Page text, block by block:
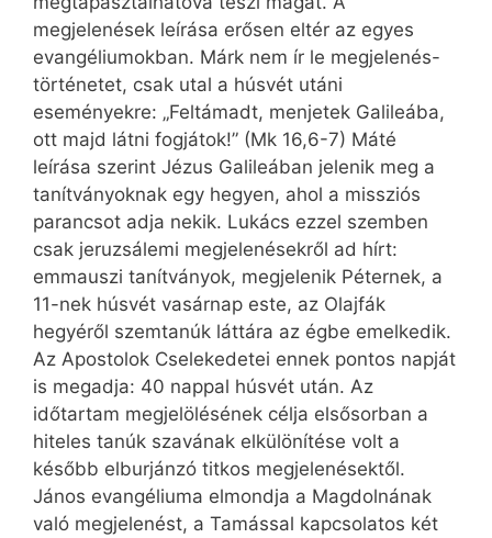
megjelenések leírása erősen eltér az egyes
evangéliumokban. Márk nem ír le megjelenés-
történetet, csak utal a húsvét utáni
eseményekre: „Feltámadt, menjetek Galileába,
ott majd látni fogjátok!” (Mk 16,6-7) Máté
leírása szerint Jézus Galileában jelenik meg a
tanítványoknak egy hegyen, ahol a missziós
parancsot adja nekik. Lukács ezzel szemben
csak jeruzsálemi megjelenésekről ad hírt:
emmauszi tanítványok, megjelenik Péternek, a
11-nek húsvét vasárnap este, az Olajfák
hegyéről szemtanúk láttára az égbe emelkedik.
Az Apostolok Cselekedetei ennek pontos napját
is megadja: 40 nappal húsvét után. Az
időtartam megjelölésének célja elsősorban a
hiteles tanúk szavának elkülönítése volt a
később elburjánzó titkos megjelenésektől.
János evangéliuma elmondja a Magdolnának
való megjelenést, a Tamással kapcsolatos két